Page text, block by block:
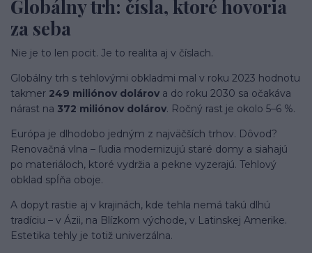
Globálny trh: čísla, ktoré hovoria
za seba
Nie je to len pocit. Je to realita aj v číslach.
Globálny trh s tehlovými obkladmi mal v roku 2023 hodnotu
takmer 249 miliónov dolárov a do roku 2030 sa očakáva
nárast na 372 miliónov dolárov. Ročný rast je okolo 5–6 %.
Európa je dlhodobo jedným z najväčších trhov. Dôvod?
Renovačná vlna – ľudia modernizujú staré domy a siahajú
po materiáloch, ktoré vydržia a pekne vyzerajú. Tehlový
obklad spĺňa oboje.
A dopyt rastie aj v krajinách, kde tehla nemá takú dlhú
tradíciu – v Ázii, na Blízkom východe, v Latinskej Amerike.
Estetika tehly je totiž univerzálna.